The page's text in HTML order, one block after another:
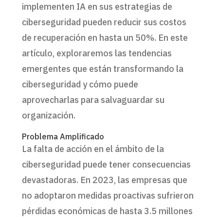
implementen IA en sus estrategias de
ciberseguridad pueden reducir sus costos
de recuperación en hasta un 50%. En este
artículo, exploraremos las tendencias
emergentes que están transformando la
ciberseguridad y cómo puede
aprovecharlas para salvaguardar su
organización.
Problema Amplificado
La falta de acción en el ámbito de la
ciberseguridad puede tener consecuencias
devastadoras. En 2023, las empresas que
no adoptaron medidas proactivas sufrieron
pérdidas económicas de hasta 3.5 millones